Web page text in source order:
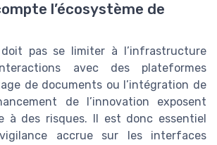
l’écosystème de
doit pas se limiter à l’infrastructure
avec des plateformes
de documents ou l’intégration de
de l’innovation exposent
à des risques. Il est donc essentiel
accrue sur les interfaces